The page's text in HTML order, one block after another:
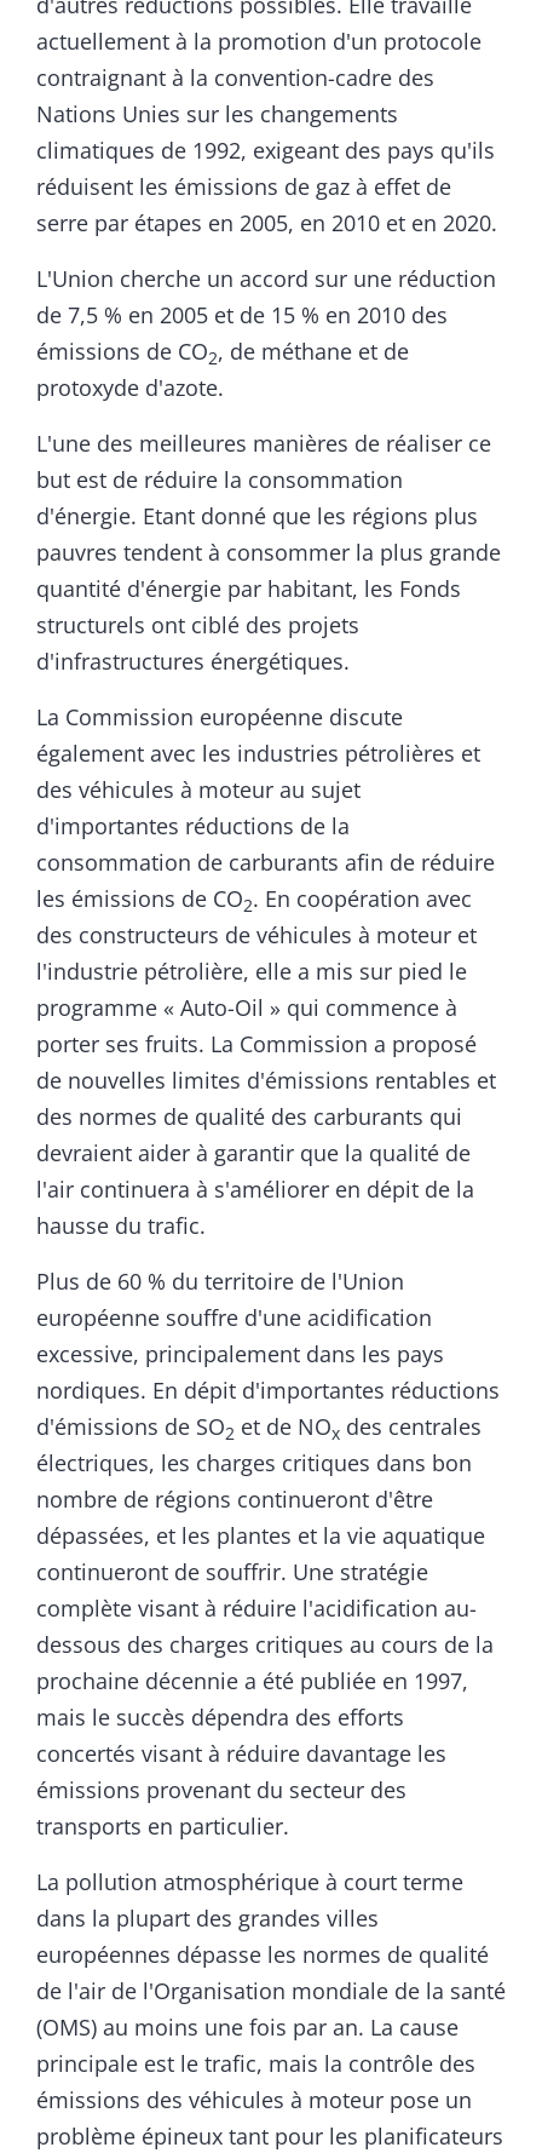
actuellement à la promotion d'un protocole
contraignant à la convention-cadre des
Nations Unies sur les changements
climatiques de 1992, exigeant des pays qu'ils
réduisent les émissions de gaz à effet de
serre par étapes en 2005, en 2010 et en 2020.
L'Union cherche un accord sur une réduction
de 7,5 % en 2005 et de 15 % en 2010 des
émissions de CO2, de méthane et de
protoxyde d'azote.
L'une des meilleures manières de réaliser ce
but est de réduire la consommation
d'énergie. Etant donné que les régions plus
pauvres tendent à consommer la plus grande
quantité d'énergie par habitant, les Fonds
structurels ont ciblé des projets
d'infrastructures énergétiques.
La Commission européenne discute
également avec les industries pétrolières et
des véhicules à moteur au sujet
d'importantes réductions de la
consommation de carburants afin de réduire
les émissions de CO2. En coopération avec
des constructeurs de véhicules à moteur et
l'industrie pétrolière, elle a mis sur pied le
programme « Auto-Oil » qui commence à
porter ses fruits. La Commission a proposé
de nouvelles limites d'émissions rentables et
des normes de qualité des carburants qui
devraient aider à garantir que la qualité de
l'air continuera à s'améliorer en dépit de la
hausse du trafic.
Plus de 60 % du territoire de l'Union
européenne souffre d'une acidification
excessive, principalement dans les pays
nordiques. En dépit d'importantes réductions
d'émissions de SO2 et de NOx des centrales
électriques, les charges critiques dans bon
nombre de régions continueront d'être
dépassées, et les plantes et la vie aquatique
continueront de souffrir. Une stratégie
complète visant à réduire l'acidification au-
dessous des charges critiques au cours de la
prochaine décennie a été publiée en 1997,
mais le succès dépendra des efforts
concertés visant à réduire davantage les
émissions provenant du secteur des
transports en particulier.
La pollution atmosphérique à court terme
dans la plupart des grandes villes
européennes dépasse les normes de qualité
de l'air de l'Organisation mondiale de la santé
(OMS) au moins une fois par an. La cause
principale est le trafic, mais la contrôle des
émissions des véhicules à moteur pose un
problème épineux tant pour les planificateurs